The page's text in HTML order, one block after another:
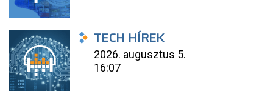
TECH HÍREK
2026. augusztus 5.
16:07